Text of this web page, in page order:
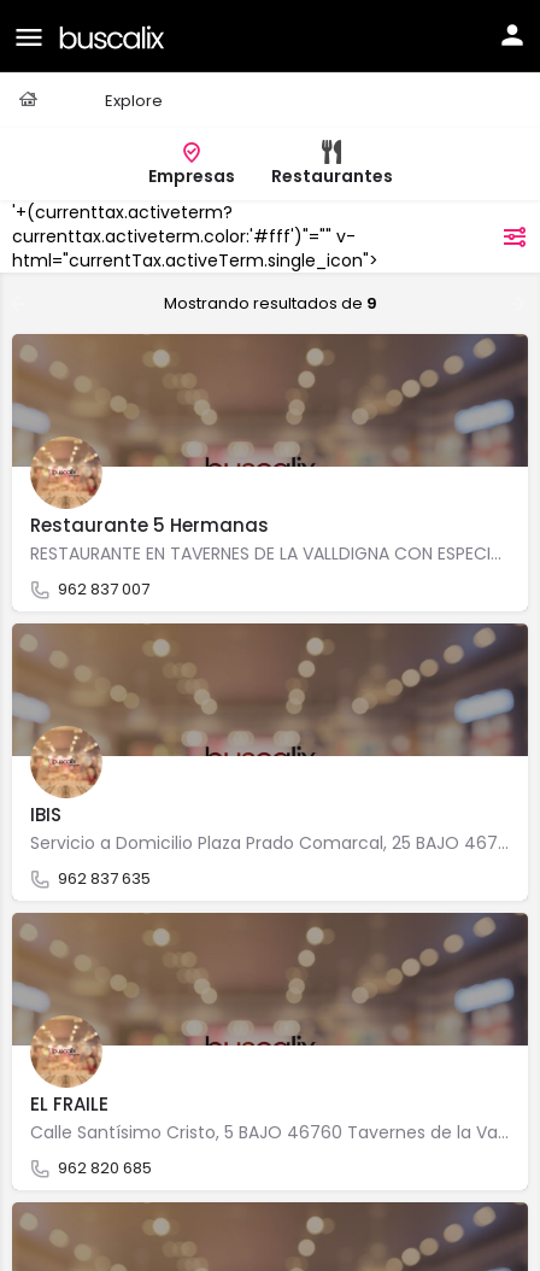
Explore
Empresas
Restaurantes
'+(currenttax.activeterm?
currenttax.activeterm.color:'#fff')"="" v-
html="currentTax.activeTerm.single_icon">
Mostrando resultados de 9
Restaurante 5 Hermanas
RESTAURANTE EN TAVERNES DE LA VALLDIGNA CON ESPECIALIDAD EN Cocina tradicional Precio medio:…
962 837 007
IBIS
Servicio a Domicilio Plaza Prado Comarcal, 25 BAJO 46760 Tavernes de la Valldigna
962 837 635
EL FRAILE
Calle Santísimo Cristo, 5 BAJO 46760 Tavernes de la Valldigna
962 820 685